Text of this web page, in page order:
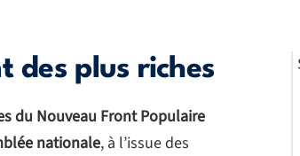
des plus riches
du Nouveau Front Populaire
nationale, à l’issue des